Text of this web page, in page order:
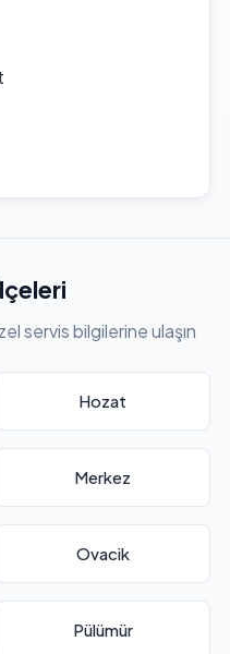
servis bilgilerine ulaşın
Hozat
Merkez
Ovacik
Pülümür